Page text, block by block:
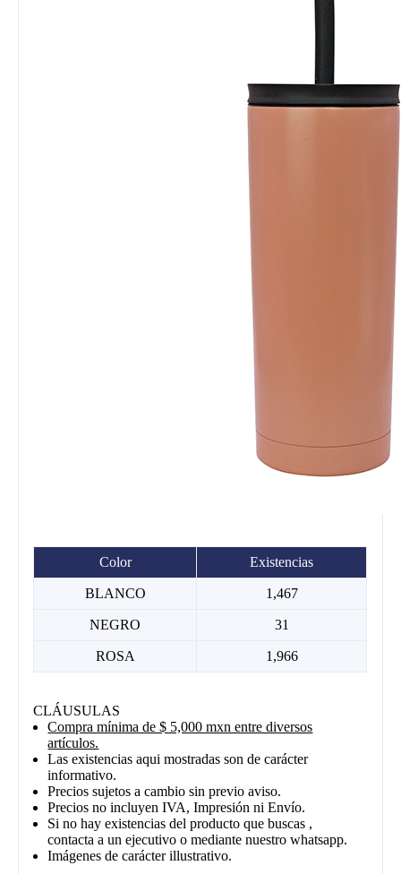
Color Existencias
BLANCO 1,467
NEGRO 31
ROSA 1,966
CLÁUSULAS
Compra mínima de $ 5,000 mxn entre diversos
artículos.
Las existencias aqui mostradas son de carácter
informativo.
Precios sujetos a cambio sin previo aviso.
Precios no incluyen IVA, Impresión ni Envío.
Si no hay existencias del producto que buscas ,
contacta a un ejecutivo o mediante nuestro whatsapp.
Imágenes de carácter illustrativo.